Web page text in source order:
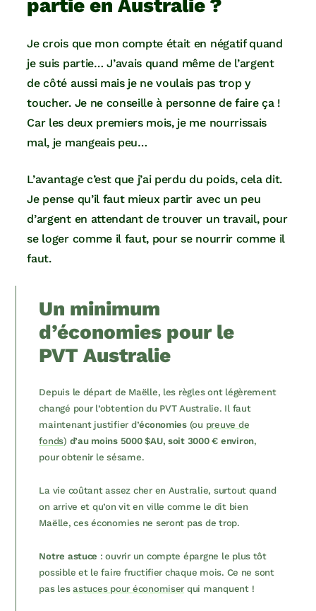
partie en Australie ?
Je crois que mon compte était en négatif quand
je suis partie… J’avais quand même de l’argent
de côté aussi mais je ne voulais pas trop y
toucher. Je ne conseille à personne de faire ça !
Car les deux premiers mois, je me nourrissais
mal, je mangeais peu…
L’avantage c’est que j’ai perdu du poids, cela dit.
Je pense qu’il faut mieux partir avec un peu
d’argent en attendant de trouver un travail, pour
se loger comme il faut, pour se nourrir comme il
faut.
Un minimum
d’économies pour le
PVT Australie
Depuis le départ de Maëlle, les règles ont légèrement
changé pour l’obtention du PVT Australie. Il faut
maintenant justifier d’économies (ou preuve de
fonds) d’au moins 5000 $AU, soit 3000 € environ,
pour obtenir le sésame.
La vie coûtant assez cher en Australie, surtout quand
on arrive et qu’on vit en ville comme le dit bien
Maëlle, ces économies ne seront pas de trop.
Notre astuce : ouvrir un compte épargne le plus tôt
possible et le faire fructifier chaque mois. Ce ne sont
pas lesastuces pour économiser qui manquent !